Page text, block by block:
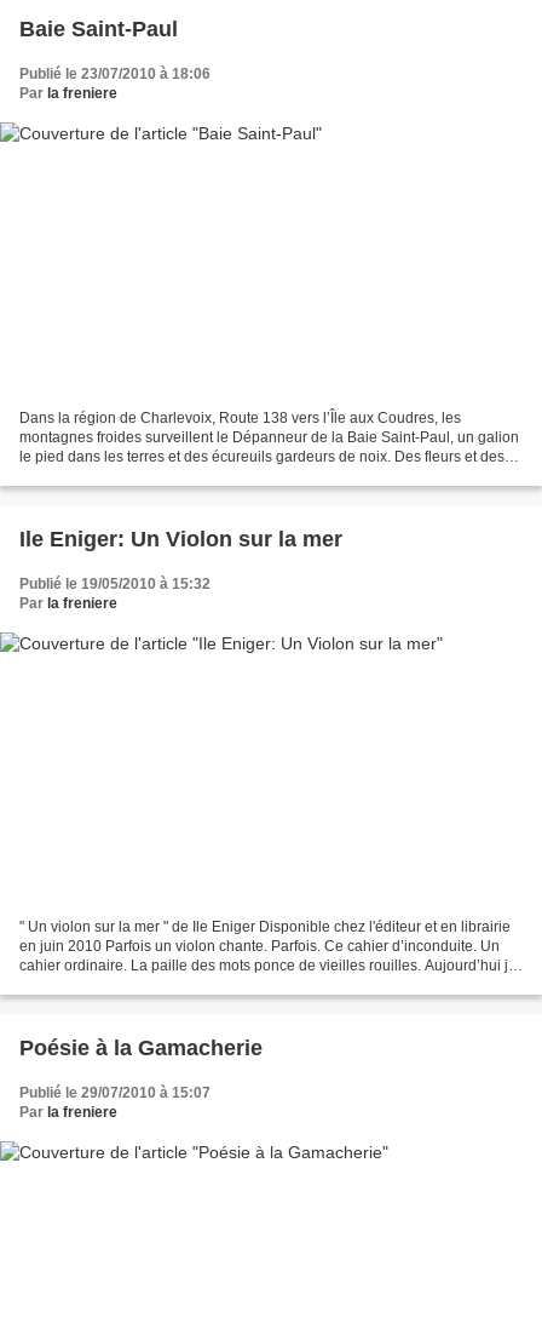
Baie Saint-Paul
Publié le 23/07/2010 à 18:06
Par la freniere
Dans la région de Charlevoix, Route 138 vers l’Île aux Coudres, les
montagnes froides surveillent le Dépanneur de la Baie Saint-Paul, un galion
le pied dans les terres et des écureuils gardeurs de noix. Des fleurs et des
Ile Eniger: Un Violon sur la mer
Publié le 19/05/2010 à 15:32
Par la freniere
" Un violon sur la mer " de Ile Eniger Disponible chez l'éditeur et en librairie
en juin 2010 Parfois un violon chante. Parfois. Ce cahier d’inconduite. Un
cahier ordinaire. La paille des mots ponce de vieilles rouilles. Aujourd’hui je
Poésie à la Gamacherie
Publié le 29/07/2010 à 15:07
Par la freniere